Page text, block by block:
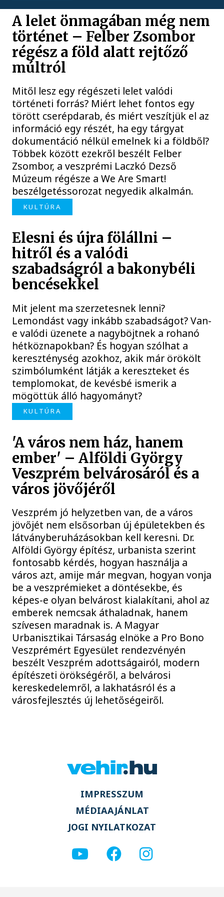
A lelet önmagában még nem
történet – Felber Zsombor
régész a föld alatt rejtőző
múltról
Mitől lesz egy régészeti lelet valódi
történeti forrás? Miért lehet fontos egy
törött cserépdarab, és miért veszítjük el az
információ egy részét, ha egy tárgyat
dokumentáció nélkül emelnek ki a földből?
Többek között ezekről beszélt Felber
Zsombor, a veszprémi Laczkó Dezső
Múzeum régésze a We Are Smart!
beszélgetéssorozat negyedik alkalmán.
KULTÚRA
Elesni és újra fölállni –
hitről és a valódi
szabadságról a bakonybéli
bencésekkel
Mit jelent ma szerzetesnek lenni?
Lemondást vagy inkább szabadságot? Van-
e valódi üzenete a nagyböjtnek a rohanó
hétköznapokban? És hogyan szólhat a
kereszténység azokhoz, akik már örökölt
szimbólumként látják a kereszteket és
templomokat, de kevésbé ismerik a
mögöttük álló hagyományt?
KULTÚRA
'A város nem ház, hanem
ember' – Alföldi György
Veszprém belvárosáról és a
város jövőjéről
Veszprém jó helyzetben van, de a város
jövőjét nem elsősorban új épületekben és
látványberuházásokban kell keresni. Dr.
Alföldi György építész, urbanista szerint
fontosabb kérdés, hogyan használja a
város azt, amije már megvan, hogyan vonja
be a veszprémieket a döntésekbe, és
képes-e olyan belvárost kialakítani, ahol az
emberek nemcsak áthaladnak, hanem
szívesen maradnak is. A Magyar
Urbanisztikai Társaság elnöke a Pro Bono
Veszprémért Egyesület rendezvényén
beszélt Veszprém adottságairól, modern
építészeti örökségéről, a belvárosi
kereskedelemről, a lakhatásról és a
városfejlesztés új lehetőségeiről.
IMPRESSZUM
MÉDIAAJÁNLAT
JOGI NYILATKOZAT